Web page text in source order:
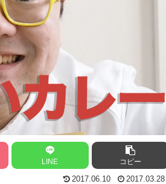
LINE コピー
2017.06.10 2017.03.28